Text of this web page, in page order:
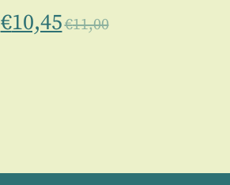
€10,45€11,00